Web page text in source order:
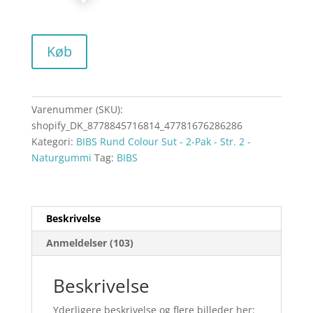
Køb
Varenummer (SKU):
shopify_DK_8778845716814_47781676286286
Kategori: BIBS Rund Colour Sut - 2-Pak - Str. 2 -
Naturgummi Tag: BIBS
Beskrivelse
Anmeldelser (103)
Beskrivelse
Yderligere beskrivelse og flere billeder her: